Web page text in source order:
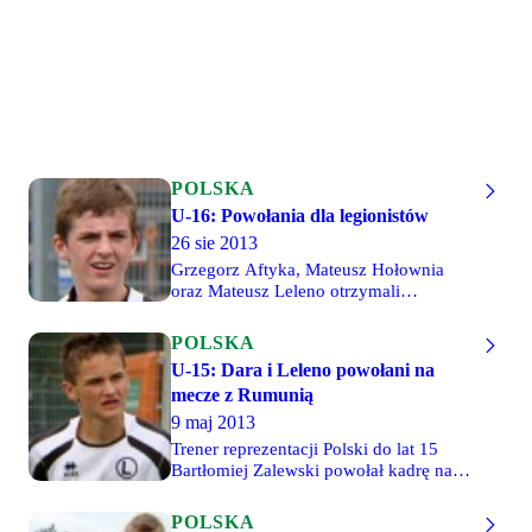
POLSKA
U-16: Powołania dla legionistów
26 sie 2013
Grzegorz Aftyka, Mateusz Hołownia
oraz Mateusz Leleno otrzymali
reprezentacji Polski do lat 16.
Podopieczni Roberta Wójcika będą
przebywać na zgrupowaniu w dniach 7-
13 września w Żaganiu. W tym czasie,
biało-czerwoni rozegrają dwa spotkania
towarzyskie z Austrią.
POLSKA
U-15: Dara i Leleno powołani na
mecze z Rumunią
9 maj 2013
Trener reprezentacji Polski do lat 15
Bartłomiej Zalewski powołał kadrę na
mecze towarzyskie z Rumunią.
POLSKA